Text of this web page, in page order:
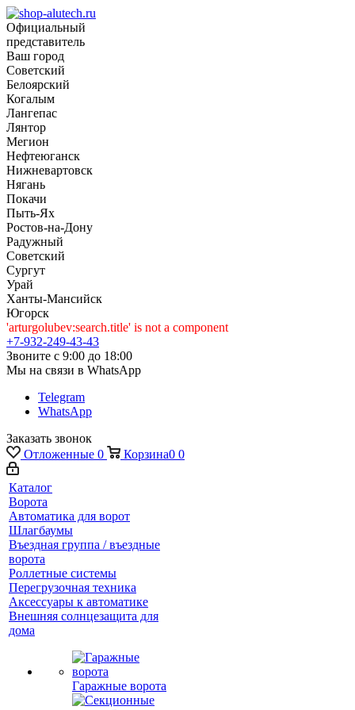
Официальный
представитель
Ваш город
Советский
Белоярский
Когалым
Лангепас
Лянтор
Мегион
Нефтеюганск
Нижневартовск
Нягань
Покачи
Пыть-Ях
Рoстов-на-Дону
Радужный
Советский
Сургут
Урай
Ханты-Мансийск
Югорск
'arturgolubev:search.title' is not a component
+7-932-249-43-43
Звоните с 9:00 до 18:00
Мы на связи в WhatsApp
Telegram
WhatsApp
Заказать звонок
Отложенные 0 Корзина0 0
Каталог
Ворота
Автоматика для ворот
Шлагбаумы
Въездная группа / въездные
ворота
Роллетные системы
Перегрузочная техника
Аксессуары к автоматике
Внешняя солнцезащита для
дома
Гаражные ворота